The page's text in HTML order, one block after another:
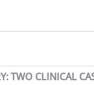
TWO CLINICAL